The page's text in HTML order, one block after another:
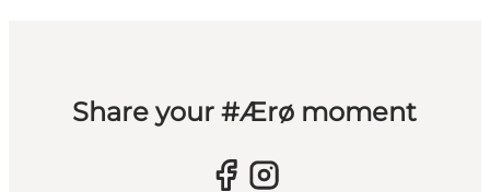
Share your #Ærø moment